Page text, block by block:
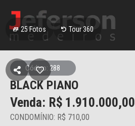
25 Fotos Tour 360
Código: 288
BLACK PIANO
Venda: R$ 1.910.000,00
CONDOMÍNIO: R$ 710,00